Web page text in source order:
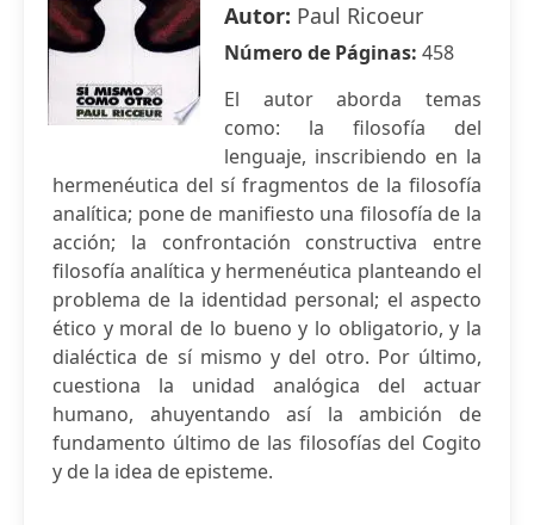
Autor: Paul Ricoeur
Número de Páginas: 458
El autor aborda temas
como: la filosofía del
lenguaje, inscribiendo en la
hermenéutica del sí fragmentos de la filosofía
analítica; pone de manifiesto una filosofía de la
acción; la confrontación constructiva entre
filosofía analítica y hermenéutica planteando el
problema de la identidad personal; el aspecto
ético y moral de lo bueno y lo obligatorio, y la
dialéctica de sí mismo y del otro. Por último,
cuestiona la unidad analógica del actuar
humano, ahuyentando así la ambición de
fundamento último de las filosofías del Cogito
y de la idea de episteme.